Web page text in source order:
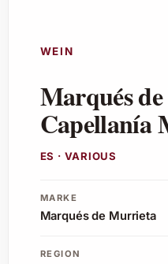
WEIN
Marqués
Capellanía
ES · VARIOUS
MARKE
Marqués de Murrieta
REGION